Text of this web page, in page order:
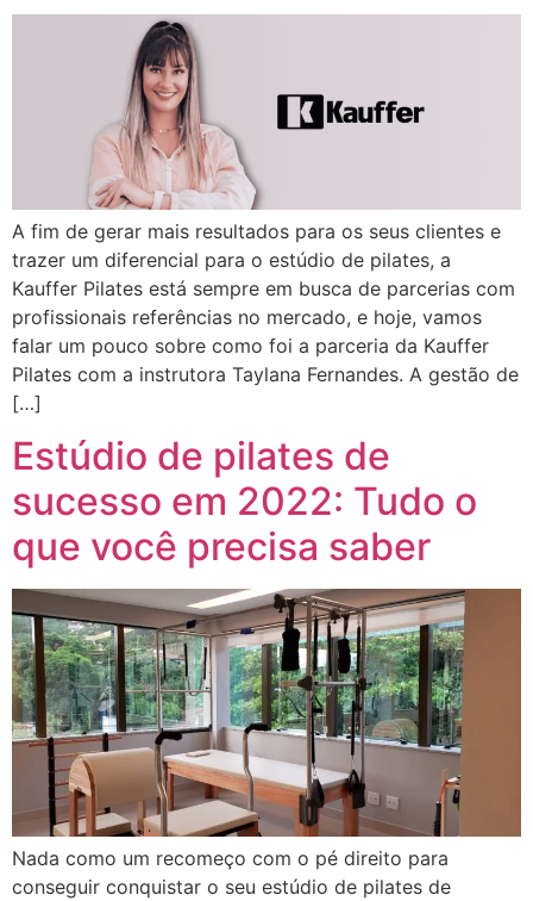
A fim de gerar mais resultados para os seus clientes e
trazer um diferencial para o estúdio de pilates, a
Kauffer Pilates está sempre em busca de parcerias com
profissionais referências no mercado, e hoje, vamos
falar um pouco sobre como foi a parceria da Kauffer
Pilates com a instrutora Taylana Fernandes. A gestão de
[…]
Estúdio de pilates de
sucesso em 2022: Tudo o
que você precisa saber
Nada como um recomeço com o pé direito para
conseguir conquistar o seu estúdio de pilates de